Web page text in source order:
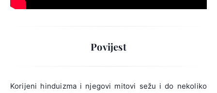
Povijest
Korijeni hinduizma i njegovi mitovi sežu i do nekoliko